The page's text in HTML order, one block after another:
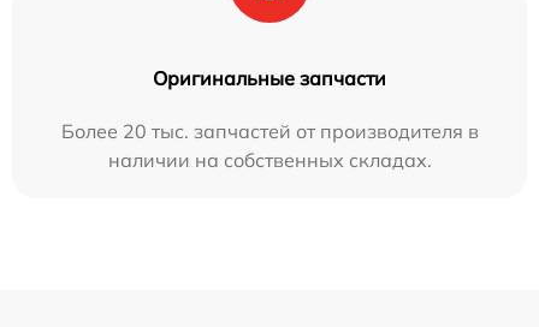
Оригинальные запчасти
Более 20 тыс. запчастей от производителя в
наличии на собственных складах.